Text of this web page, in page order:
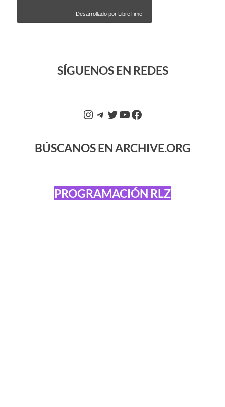
SÍGUENOS EN REDES
BÚSCANOS EN ARCHIVE.ORG
PROGRAMACIÓN RLZ